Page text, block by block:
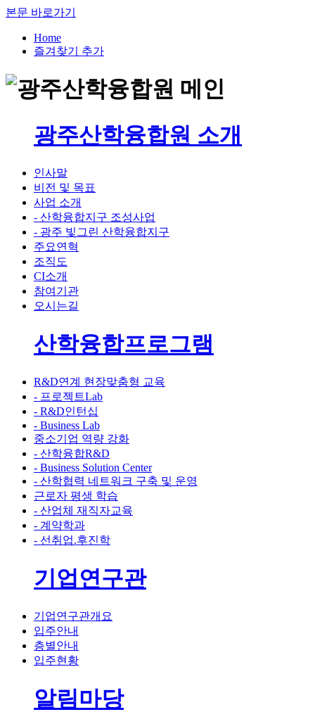
본문 바로가기
Home
즐겨찾기 추가
광주산학융합원 소개
인사말
비전 및 목표
사업 소개
- 산학융합지구 조성사업
- 광주 빛그린 산학융합지구
주요연혁
조직도
CI소개
참여기관
오시는길
산학융합프로그램
R&D연계 현장맞춤형 교육
- 프로젝트Lab
- R&D인턴십
- Business Lab
중소기업 역량 강화
- 산학융합R&D
- Business Solution Center
- 산학협력 네트워크 구축 및 운영
근로자 평생 학습
- 산업체 재직자교육
- 계약학과
- 선취업.후진학
기업연구관
기업연구관개요
입주안내
층별안내
입주현황
알림마당